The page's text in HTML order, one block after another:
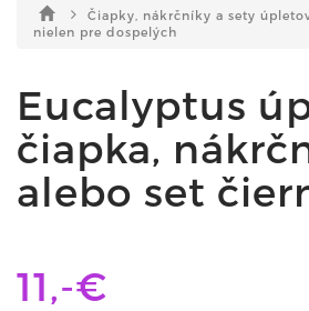
Čiapky, nákrčníky a sety
nielen pre dospelých
Eucalyptus
čiapka,
alebo set
11,-€